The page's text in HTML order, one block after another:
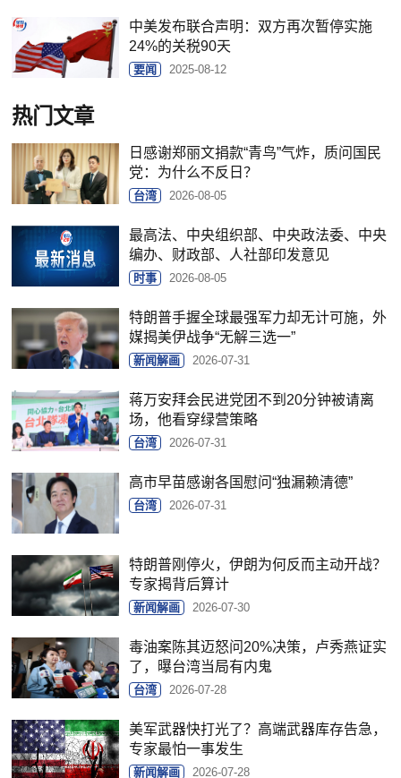
中美发布联合声明：双方再次暂停实施
24%的关税90天
要闻 2025-08-12
热门文章
日感谢郑丽文捐款“青鸟”气炸，质问国民
党：为什么不反日？
台湾 2026-08-05
最高法、中央组织部、中央政法委、中央
编办、财政部、人社部印发意见
时事 2026-08-05
特朗普手握全球最强军力却无计可施，外
媒揭美伊战争“无解三选一”
新闻解画 2026-07-31
蒋万安拜会民进党团不到20分钟被请离
场，他看穿绿营策略
台湾 2026-07-31
高市早苗感谢各国慰问“独漏赖清德”
台湾 2026-07-31
特朗普刚停火，伊朗为何反而主动开战？
专家揭背后算计
新闻解画 2026-07-30
毒油案陈其迈怒问20%决策，卢秀燕证实
了，曝台湾当局有内鬼
台湾 2026-07-28
美军武器快打光了？高端武器库存告急，
专家最怕一事发生
新闻解画 2026-07-28